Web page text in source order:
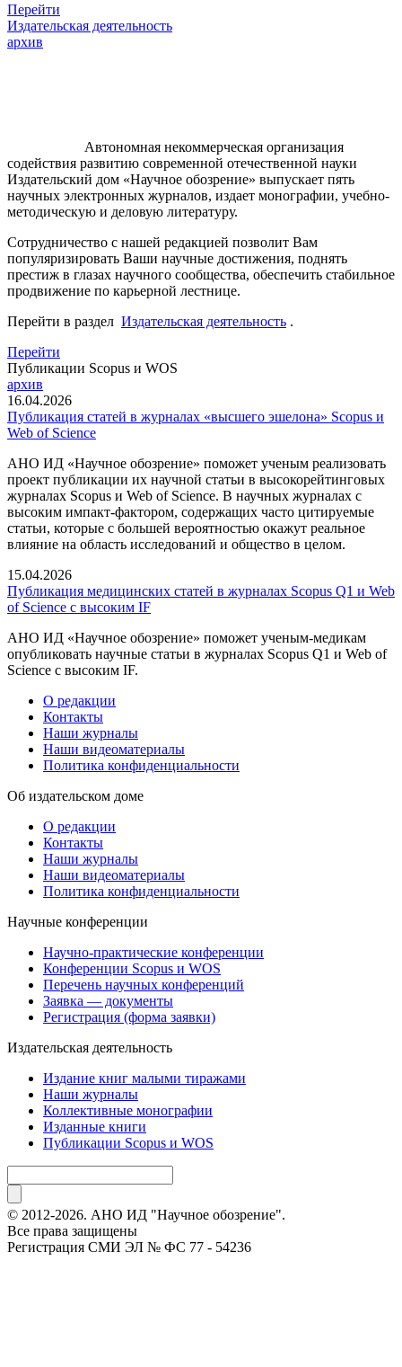
Перейти
Издательская деятельность
архив
Автономная некоммерческая организация
содействия развитию современной отечественной науки
Издательский дом «Научное обозрение» выпускает пять
научных электронных журналов, издает монографии, учебно-
методическую и деловую литературу.
Сотрудничество с нашей редакцией позволит Вам
популяризировать Ваши научные достижения, поднять
престиж в глазах научного сообщества, обеспечить стабильное
продвижение по карьерной лестнице.
Перейти в раздел Издательская деятельность .
Перейти
Публикации Scopus и WOS
архив
16.04.2026
Публикация статей в журналах «высшего эшелона» Scopus и
Web of Science
АНО ИД «Научное обозрение» поможет ученым реализовать
проект публикации их научной статьи в высокорейтинговых
журналах Scopus и Web of Science. В научных журналах с
высоким импакт-фактором, содержащих часто цитируемые
статьи, которые с большей вероятностью окажут реальное
влияние на область исследований и общество в целом.
15.04.2026
Публикация медицинских статей в журналах Scopus Q1 и Web
of Science с высоким IF
АНО ИД «Научное обозрение» поможет ученым-медикам
опубликовать научные статьи в журналах Scopus Q1 и Web of
Science с высоким IF.
О редакции
Контакты
Наши журналы
Наши видеоматериалы
Политика конфиденциальности
Об издательском доме
О редакции
Контакты
Наши журналы
Наши видеоматериалы
Политика конфиденциальности
Научные конференции
Научно-практические конференции
Конференции Scopus и WOS
Перечень научных конференций
Заявка — документы
Регистрация (форма заявки)
Издательская деятельность
Издание книг малыми тиражами
Наши журналы
Коллективные монографии
Изданные книги
Публикации Scopus и WOS
© 2012-2026. АНО ИД "Научное обозрение".
Все права защищены
Регистрация СМИ ЭЛ № ФС 77 - 54236